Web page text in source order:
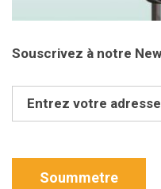
Souscrivez à notre